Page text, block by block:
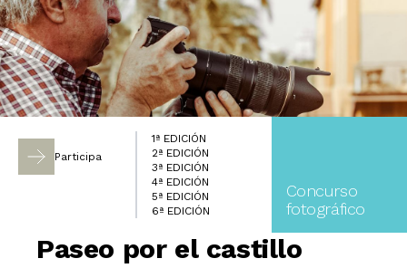
Participa
1ª EDICIÓN
2ª EDICIÓN
3ª EDICIÓN
4ª EDICIÓN
5ª EDICIÓN
6ª EDICIÓN
Concurso
fotográfico
Paseo por el castillo